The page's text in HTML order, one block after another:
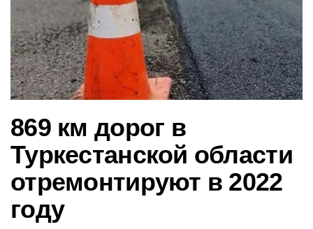
869 км дорог в
Туркестанской области
отремонтируют в 2022
году